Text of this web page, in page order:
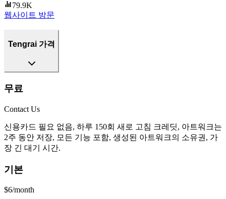
79.9K
웹사이트 방문
Tengrai 가격
무료
Contact Us
신용카드 필요 없음, 하루 150회 새로 고침 크레딧, 아트워크는
2주 동안 저장, 모든 기능 포함, 생성된 아트워크의 소유권, 가
장 긴 대기 시간.
기본
$6/month